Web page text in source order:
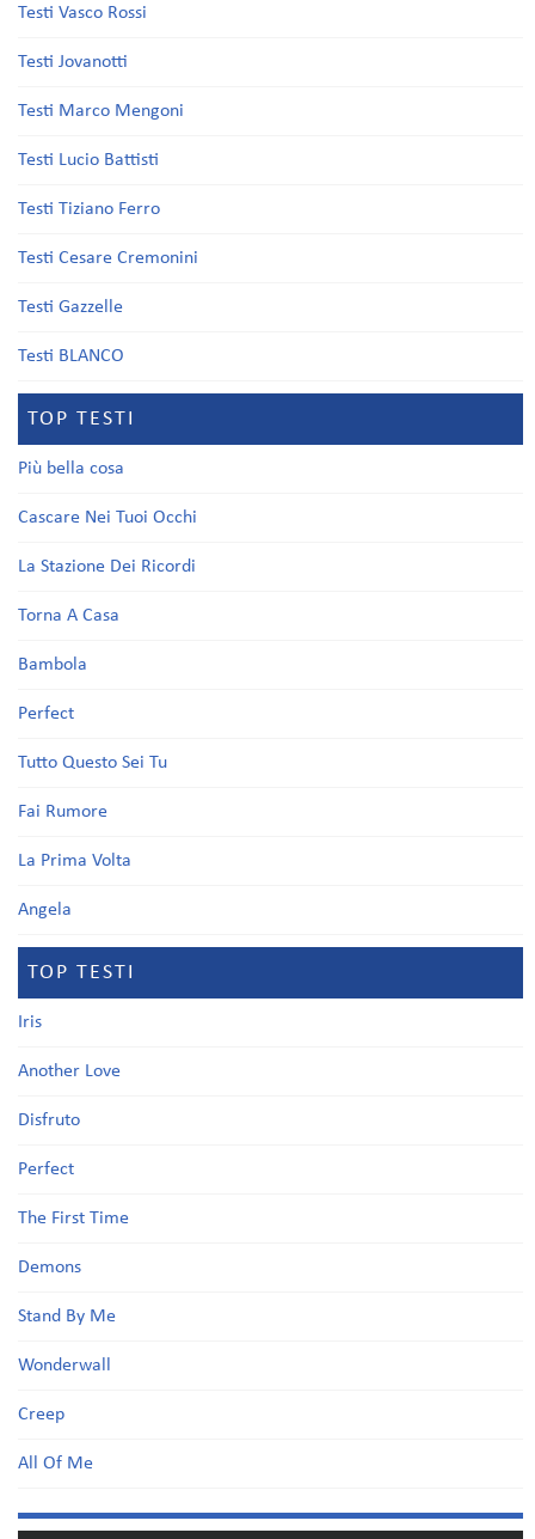
Testi Vasco Rossi
Testi Jovanotti
Testi Marco Mengoni
Testi Lucio Battisti
Testi Tiziano Ferro
Testi Cesare Cremonini
Testi Gazzelle
Testi BLANCO
TOP TESTI
Più bella cosa
Cascare Nei Tuoi Occhi
La Stazione Dei Ricordi
Torna A Casa
Bambola
Perfect
Tutto Questo Sei Tu
Fai Rumore
La Prima Volta
Angela
TOP TESTI
Iris
Another Love
Disfruto
Perfect
The First Time
Demons
Stand By Me
Wonderwall
Creep
All Of Me